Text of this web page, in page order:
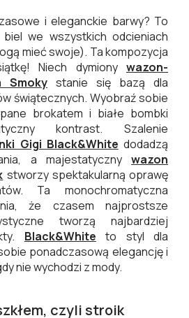
i eleganckie barwy? To
we wszystkich odcieniach
mieć swoje). Ta kompozycja
Niech dymiony wazon-
Smoky stanie się bazą dla
świątecznych. Wyobraź sobie
brokatem i białe bombki
kontrast. Szalenie
Gigi Black&White dodadzą
a majestatyczny wazon
stworzy spektakularną oprawę
Ta monochromatyczna
że czasem najprostsze
tworzą najbardziej
Black&White to styl dla
ponadczasową elegancję i
nie wychodzi z mody.
czyli stroik